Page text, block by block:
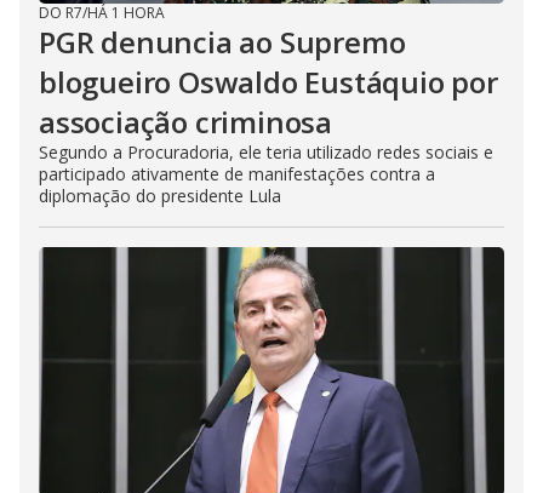
DO R7/HÁ 1 HORA
PGR denuncia ao Supremo
blogueiro Oswaldo Eustáquio por
associação criminosa
Segundo a Procuradoria, ele teria utilizado redes sociais e
participado ativamente de manifestações contra a
diplomação do presidente Lula